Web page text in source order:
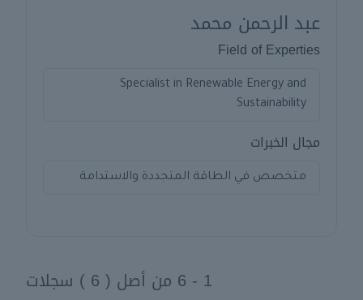
عبد الرحمن محمد
Field of Experties
Specialist in Renewable Energy and
Sustainability
مجال الخبرات
متخصص في الطاقة المتجددة والاستدامة
1 - 6 من أصل ( 6 ) سجلات